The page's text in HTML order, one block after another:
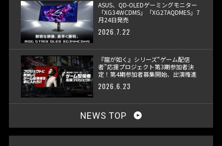
ASUS、QD-OLEDゲーミングモニター
「XG34WCDMS」「XG27AQDMES」7
月24日発売
2026.7.22
『龍が如く』シリーズ“ゲーム配信
者”応援プロジェクト第3期参加者決
定！第4期参加者募集開始、出演権進
2026.6.23
NEWS TOP